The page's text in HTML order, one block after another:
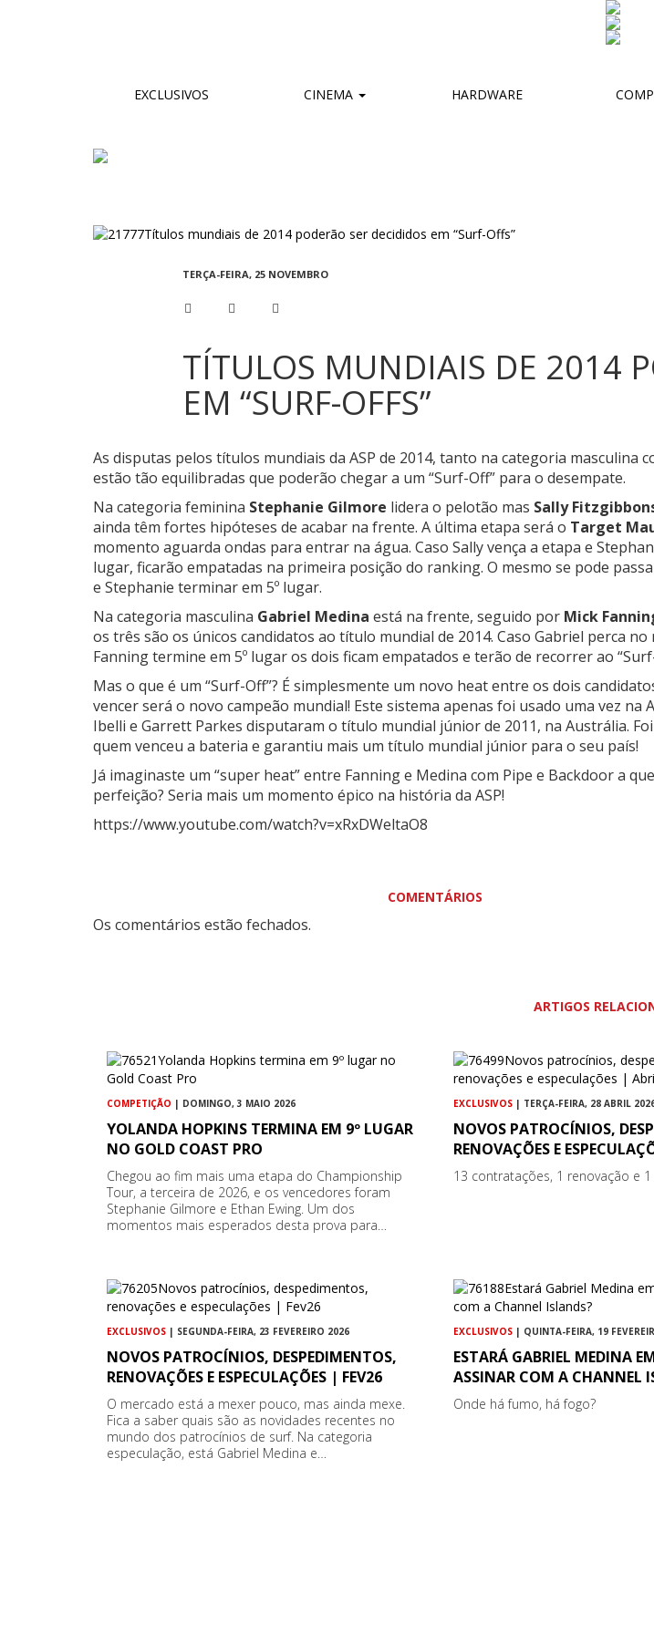
EXCLUSIVOS CINEMA HARDWARE
TERÇA-FEIRA, 25 NOVEMBRO
TÍTULOS MUNDIAIS DE 2014
EM “SURF-OFFS”
As disputas pelos títulos mundiais da ASP de 2014, tanto na categoria masculina
estão tão equilibradas que poderão chegar a um “Surf-Off” para o desempate.
Na categoria feminina Stephanie Gilmore lidera o pelotão mas Sally
ainda têm fortes hipóteses de acabar na frente. A última etapa será o Target
momento aguarda ondas para entrar na água. Caso Sally vença a etapa e
lugar, ficarão empatadas na primeira posição do ranking. O mesmo se pode
e Stephanie terminar em 5º lugar.
Na categoria masculina Gabriel Medina está na frente, seguido por Mick
os três são os únicos candidatos ao título mundial de 2014. Caso Gabriel perca no
Fanning termine em 5º lugar os dois ficam empatados e terão de recorrer ao
Mas o que é um “Surf-Off”? É simplesmente um novo heat entre os dois
vencer será o novo campeão mundial! Este sistema apenas foi usado uma vez na
Ibelli e Garrett Parkes disputaram o título mundial júnior de 2011, na Austrália.
quem venceu a bateria e garantiu mais um título mundial júnior para o seu país!
Já imaginaste um “super heat” entre Fanning e Medina com Pipe e Backdoor a
perfeição? Seria mais um momento épico na história da ASP!
https://www.youtube.com/watch?v=xRxDWeltaO8
COMENTÁRIOS
Os comentários estão fechados.
ARTIGOS
COMPETIÇÃO | DOMINGO, 3 MAIO 2026
YOLANDA HOPKINS TERMINA EM 9º LUGAR
NO GOLD COAST PRO
Chegou ao fim mais uma etapa do Championship
Tour, a terceira de 2026, e os vencedores foram
Stephanie Gilmore e Ethan Ewing. Um dos
momentos mais esperados desta prova para…
EXCLUSIVOS | TERÇA-FEIRA, 28 ABRIL
NOVOS PATROCÍNIOS,
RENOVAÇÕES E
13 contratações, 1 renovação e
EXCLUSIVOS | SEGUNDA-FEIRA, 23 FEVEREIRO 2026
NOVOS PATROCÍNIOS, DESPEDIMENTOS,
RENOVAÇÕES E ESPECULAÇÕES | FEV26
O mercado está a mexer pouco, mas ainda mexe.
Fica a saber quais são as novidades recentes no
mundo dos patrocínios de surf. Na categoria
especulação, está Gabriel Medina e…
EXCLUSIVOS | QUINTA-FEIRA, 19
ESTARÁ GABRIEL MEDINA
ASSINAR COM A CHANNEL
Onde há fumo, há fogo?